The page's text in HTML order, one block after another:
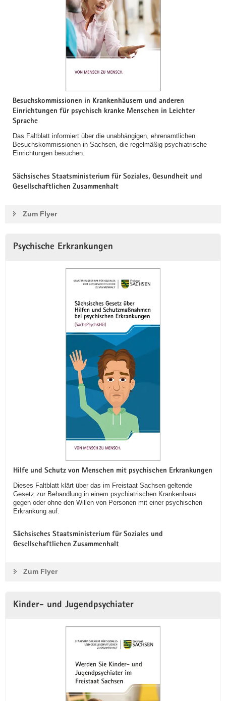
Besuchskommissionen in Krankenhäusern und anderen
Einrichtungen für psychisch kranke Menschen in Leichter
Sprache
Das Faltblatt informiert über die unabhängigen, ehrenamtlichen
Besuchskommissionen in Sachsen, die regelmäßig psychiatrische
Einrichtungen besuchen.
Sächsisches Staatsministerium für Soziales, Gesundheit und
Gesellschaftlichen Zusammenhalt
Zum Flyer
Psychische Erkrankungen
Hilfe und Schutz von Menschen mit psychischen Erkrankungen
Dieses Faltblatt klärt über das im Freistaat Sachsen geltende
Gesetz zur Behandlung in einem psychiatrischen Krankenhaus
gegen oder ohne den Willen von Personen mit einer psychischen
Erkrankung auf.
Sächsisches Staatsministerium für Soziales und
Gesellschaftlichen Zusammenhalt
Zum Flyer
Kinder- und Jugendpsychiater